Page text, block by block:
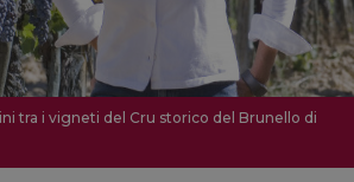
tra i vigneti del Cru storico del Brunello di